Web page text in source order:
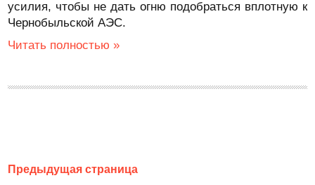
усилия, чтобы не дать огню подобраться вплотную к
Чернобыльской АЭС.
Читать полностью »
Предыдущая страница